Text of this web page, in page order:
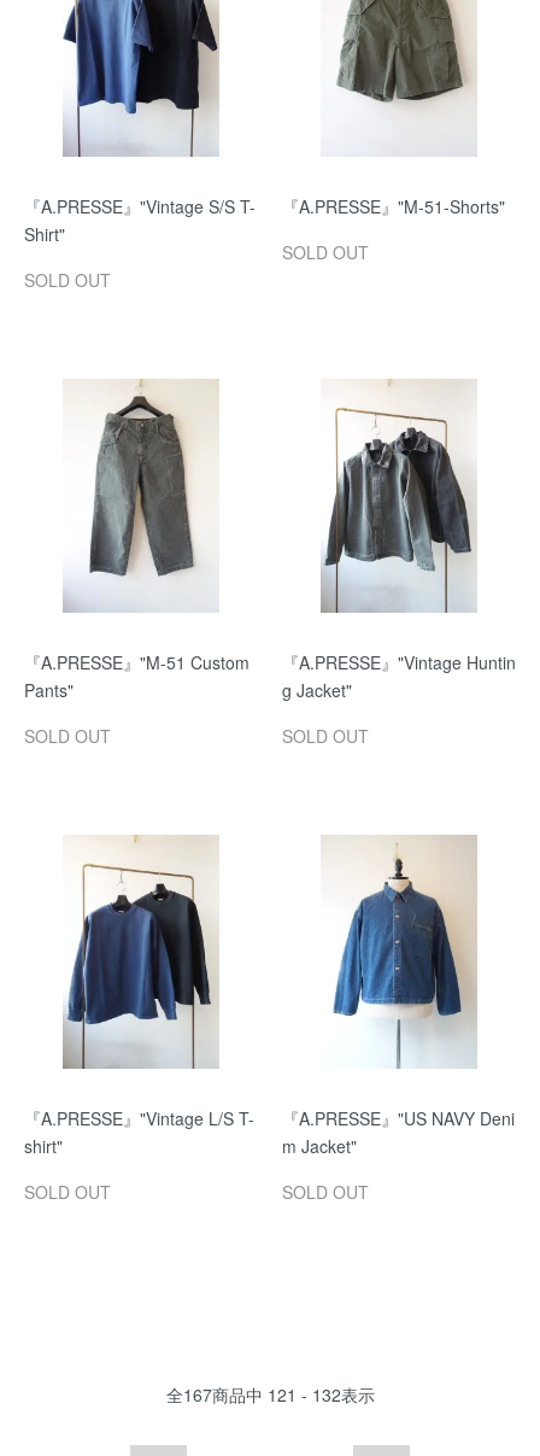
『A.PRESSE』"Vintage S/S T-
Shirt"
SOLD OUT
『A.PRESSE』"M-51-Shorts"
SOLD OUT
『A.PRESSE』"M-51 Custom
Pants"
SOLD OUT
『A.PRESSE』"Vintage Huntin
g Jacket"
SOLD OUT
『A.PRESSE』"Vintage L/S T-
shirt"
SOLD OUT
『A.PRESSE』"US NAVY Deni
m Jacket"
SOLD OUT
全167商品中 121 - 132表示